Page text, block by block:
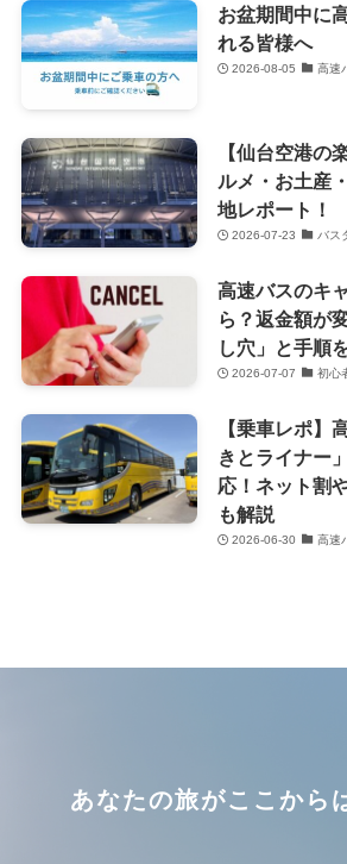
お盆期間中に
れる皆様へ
2026-08-05 高速
【仙台空港の
ルメ・お土産
地レポート！
2026-07-23 バス
高速バスのキ
ら？返金額が
し穴」と手順
2026-07-07 初心
【乗車レポ】
きとライナー
応！ネット割
も解説
2026-06-30 高速
あなたの旅がここから